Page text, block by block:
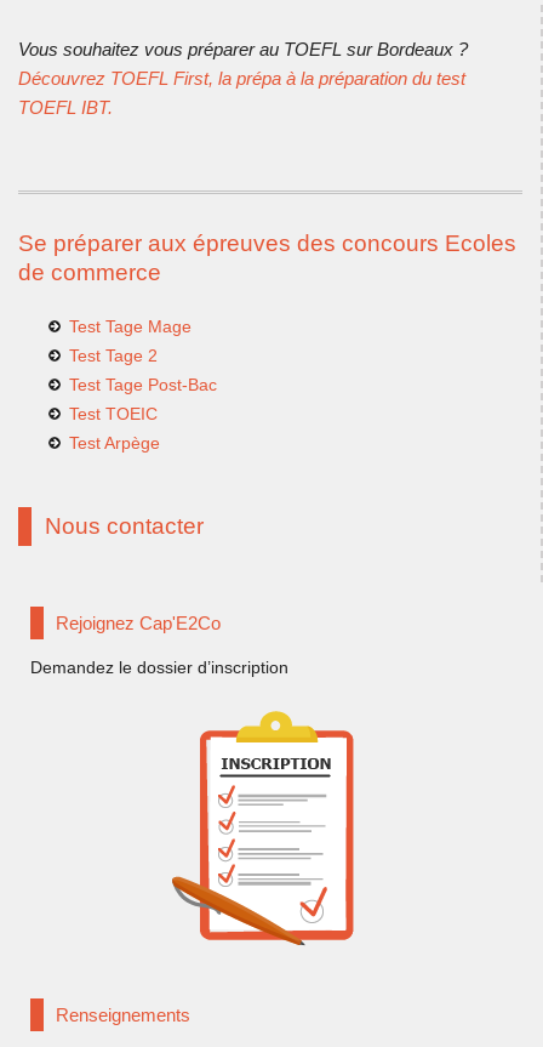
Vous souhaitez vous préparer au TOEFL sur Bordeaux ?
Découvrez TOEFL First, la prépa à la préparation du test
TOEFL IBT.
Se préparer aux épreuves des concours Ecoles
de commerce
Test Tage Mage
Test Tage 2
Test Tage Post-Bac
Test TOEIC
Test Arpège
Nous contacter
Rejoignez Cap'E2Co
Demandez le dossier d’inscription
Renseignements